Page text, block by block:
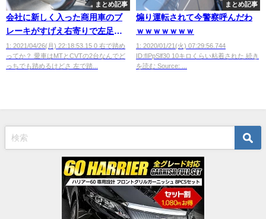
まとめ記事
会社に新しく入った商用車のブ
レーキがすげえ右寄りで左足ブ
レーキをさくっと踏めずイライ
ラしている・・・・
1: 2021/04/26(月) 22:18:53.15 0 右で踏め
ってか？ 愛車はMTとCVTの2台なんでど
っちでも踏めるけどさ 左で踏...
まとめ記事
煽り運転されて今警察呼んだわ
ｗｗｗｗｗｗｗ
1: 2020/01/21(火) 07:29:56.744
ID:fIPpSlf30 10キロくらい粘着された 続き
を読む Source: ...